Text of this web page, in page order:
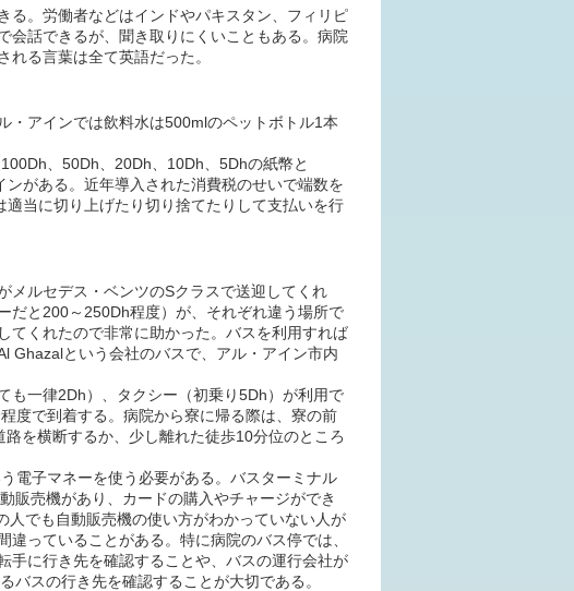
る。労働者などはインドやパキスタン、フィリピ
会話できるが、聞き取りにくいこともある。病院
る言葉は全て英語だった。
・アインでは飲料水は500mlのペットボトル1本
、50Dh、20Dh、10Dh、5Dhの紙幣と
がある。近年導入された消費税のせいで端数を
当に切り上げたり切り捨てたりして支払いを行
メルセデス・ベンツのSクラスで送迎してくれ
だと200～250Dh程度）が、それぞれ違う場所で
てくれたので非常に助かった。バスを利用すれば
Ghazalという会社のバスで、アル・アイン市内
も一律2Dh）、タクシー（初乗り5Dh）が利用で
度で到着する。病院から寮に帰る際は、寮の前
を横断するか、少し離れた徒歩10分位のところ
電子マネーを使う必要がある。バスターミナル
販売機があり、カードの購入やチャージができ
でも自動販売機の使い方がわかっていない人が
っていることがある。特に病院のバス停では、
手に行き先を確認することや、バスの運行会社が
バスの行き先を確認することが大切である。